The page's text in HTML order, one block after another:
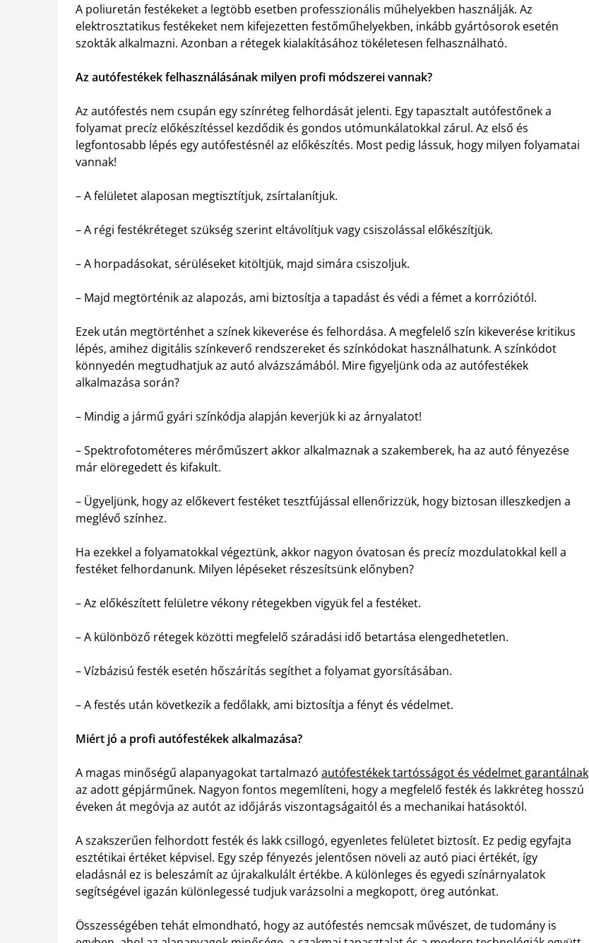
A poliuretán festékeket a legtöbb esetben professzionális műhelyekben használják. Az
elektrosztatikus festékeket nem kifejezetten festőműhelyekben, inkább gyártósorok esetén
szokták alkalmazni. Azonban a rétegek kialakításához tökéletesen felhasználható.
Az autófestékek felhasználásának milyen profi módszerei vannak?
Az autófestés nem csupán egy színréteg felhordását jelenti. Egy tapasztalt autófestőnek a
folyamat precíz előkészítéssel kezdődik és gondos utómunkálatokkal zárul. Az első és
legfontosabb lépés egy autófestésnél az előkészítés. Most pedig lássuk, hogy milyen folyamatai
vannak!
– A felületet alaposan megtisztítjuk, zsírtalanítjuk.
– A régi festékréteget szükség szerint eltávolítjuk vagy csiszolással előkészítjük.
– A horpadásokat, sérüléseket kitöltjük, majd simára csiszoljuk.
– Majd megtörténik az alapozás, ami biztosítja a tapadást és védi a fémet a korróziótól.
Ezek után megtörténhet a színek kikeverése és felhordása. A megfelelő szín kikeverése kritikus
lépés, amihez digitális színkeverő rendszereket és színkódokat használhatunk. A színkódot
könnyedén megtudhatjuk az autó alvázszámából. Mire figyeljünk oda az autófestékek
alkalmazása során?
– Mindig a jármű gyári színkódja alapján keverjük ki az árnyalatot!
– Spektrofotométeres mérőműszert akkor alkalmaznak a szakemberek, ha az autó fényezése
már elöregedett és kifakult.
– Ügyeljünk, hogy az előkevert festéket tesztfújással ellenőrizzük, hogy biztosan illeszkedjen a
meglévő színhez.
Ha ezekkel a folyamatokkal végeztünk, akkor nagyon óvatosan és precíz mozdulatokkal kell a
festéket felhordanunk. Milyen lépéseket részesítsünk előnyben?
– Az előkészített felületre vékony rétegekben vigyük fel a festéket.
– A különböző rétegek közötti megfelelő száradási idő betartása elengedhetetlen.
– Vízbázisú festék esetén hőszárítás segíthet a folyamat gyorsításában.
– A festés után következik a fedőlakk, ami biztosítja a fényt és védelmet.
Miért jó a profi autófestékek alkalmazása?
A magas minőségű alapanyagokat tartalmazó autófestékek tartósságot és védelmet garantálnak
az adott gépjárműnek. Nagyon fontos megemlíteni, hogy a megfelelő festék és lakkréteg hosszú
éveken át megóvja az autót az időjárás viszontagságaitól és a mechanikai hatásoktól.
A szakszerűen felhordott festék és lakk csillogó, egyenletes felületet biztosít. Ez pedig egyfajta
esztétikai értéket képvisel. Egy szép fényezés jelentősen növeli az autó piaci értékét, így
eladásnál ez is beleszámít az újrakalkulált értékbe. A különleges és egyedi színárnyalatok
segítségével igazán különlegessé tudjuk varázsolni a megkopott, öreg autónkat.
Összességében tehát elmondható, hogy az autófestés nemcsak művészet, de tudomány is